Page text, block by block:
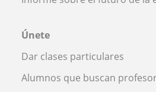
Únete
Dar clases particulares
Alumnos que buscan